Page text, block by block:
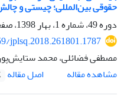
حقوقی بین‌المللی؛ چیستی و
دوره 49، شماره 1، بهار 1398، صفحه
jplsq.2018.261801.1787
مصطفی فضائلی، محمد
مشاهده مقاله
اصل مقاله